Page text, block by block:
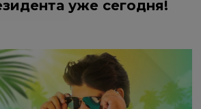
уже сегодня!